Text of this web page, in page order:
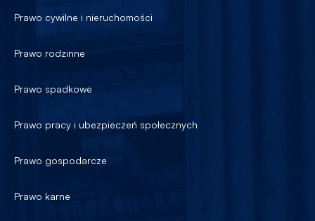
Prawo cywilne i nieruchomości
Prawo rodzinne
Prawo spadkowe
Prawo pracy i ubezpieczeń społecznych
Prawo gospodarcze
Prawo karne